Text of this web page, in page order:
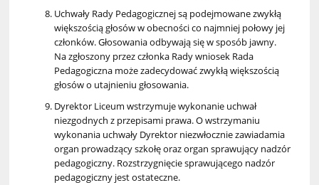
Uchwały Rady Pedagogicznej są podejmowane zwykłą
większością głosów w obecności co najmniej połowy jej
członków. Głosowania odbywają się w sposób jawny.
Na zgłoszony przez członka Rady wniosek Rada
Pedagogiczna może zadecydować zwykłą większością
głosów o utajnieniu głosowania.
Dyrektor Liceum wstrzymuje wykonanie uchwał
niezgodnych z przepisami prawa. O wstrzymaniu
wykonania uchwały Dyrektor niezwłocznie zawiadamia
organ prowadzący szkołę oraz organ sprawujący nadzór
pedagogiczny. Rozstrzygnięcie sprawującego nadzór
pedagogiczny jest ostateczne.